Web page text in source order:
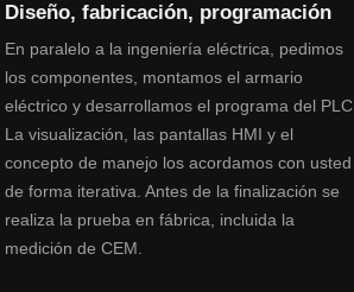
Diseño, fabricación, programación
En paralelo a la ingeniería eléctrica, pedimos
los componentes, montamos el armario
eléctrico y desarrollamos el programa del PLC.
La visualización, las pantallas HMI y el
concepto de manejo los acordamos con usted
de forma iterativa. Antes de la finalización se
realiza la prueba en fábrica, incluida la
medición de CEM.